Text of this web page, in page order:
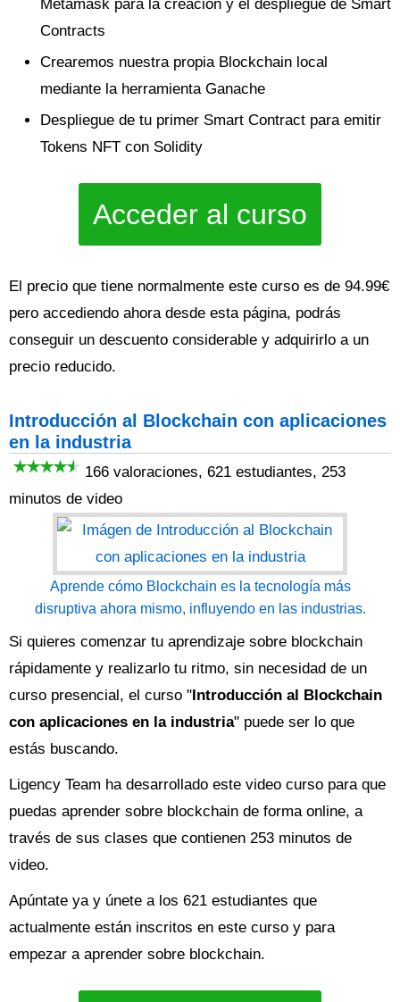
Metamask para la creación y el despliegue de Smart
Contracts
Crearemos nuestra propia Blockchain local
mediante la herramienta Ganache
Despliegue de tu primer Smart Contract para emitir
Tokens NFT con Solidity
Acceder al curso
El precio que tiene normalmente este curso es de 94.99€
pero accediendo ahora desde esta página, podrás
conseguir un descuento considerable y adquirirlo a un
precio reducido.
Introducción al Blockchain con aplicaciones
en la industria
166 valoraciones, 621 estudiantes, 253
minutos de video
Aprende cómo Blockchain es la tecnología más
disruptiva ahora mismo, influyendo en las industrias.
Si quieres comenzar tu aprendizaje sobre blockchain
rápidamente y realizarlo tu ritmo, sin necesidad de un
curso presencial, el curso "Introducción al Blockchain
con aplicaciones en la industria" puede ser lo que
estás buscando.
Ligency Team ha desarrollado este video curso para que
puedas aprender sobre blockchain de forma online, a
través de sus clases que contienen 253 minutos de
video.
Apúntate ya y únete a los 621 estudiantes que
actualmente están inscritos en este curso y para
empezar a aprender sobre blockchain.